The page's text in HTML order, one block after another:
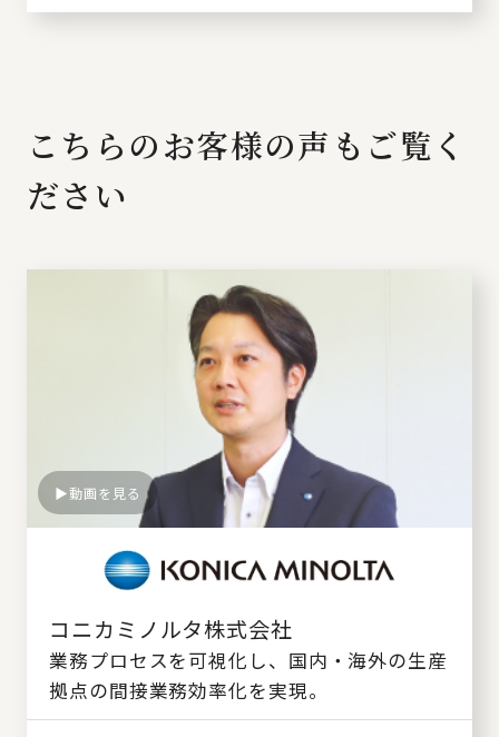
こちらのお客様の声もご覧く
ださい
動画を見る
コニカミノルタ株式会社
業務プロセスを可視化し、国内・海外の生産
拠点の間接業務効率化を実現。